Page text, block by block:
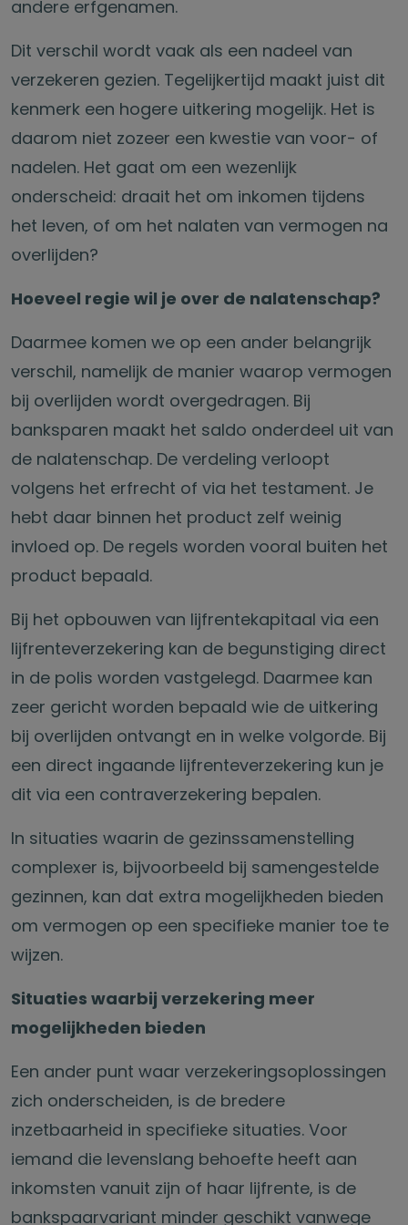
andere erfgenamen.
Dit verschil wordt vaak als een nadeel van
verzekeren gezien. Tegelijkertijd maakt juist dit
kenmerk een hogere uitkering mogelijk. Het is
daarom niet zozeer een kwestie van voor- of
nadelen. Het gaat om een wezenlijk
onderscheid: draait het om inkomen tijdens
het leven, of om het nalaten van vermogen na
overlijden?
Hoeveel regie wil je over de nalatenschap?
Daarmee komen we op een ander belangrijk
verschil, namelijk de manier waarop vermogen
bij overlijden wordt overgedragen. Bij
banksparen maakt het saldo onderdeel uit van
de nalatenschap. De verdeling verloopt
volgens het erfrecht of via het testament. Je
hebt daar binnen het product zelf weinig
invloed op. De regels worden vooral buiten het
product bepaald.
Bij het opbouwen van lijfrentekapitaal via een
lijfrenteverzekering kan de begunstiging direct
in de polis worden vastgelegd. Daarmee kan
zeer gericht worden bepaald wie de uitkering
bij overlijden ontvangt en in welke volgorde. Bij
een direct ingaande lijfrenteverzekering kun je
dit via een contraverzekering bepalen.
In situaties waarin de gezinssamenstelling
complexer is, bijvoorbeeld bij samengestelde
gezinnen, kan dat extra mogelijkheden bieden
om vermogen op een specifieke manier toe te
wijzen.
Situaties waarbij verzekering meer
mogelijkheden bieden
Een ander punt waar verzekeringsoplossingen
zich onderscheiden, is de bredere
inzetbaarheid in specifieke situaties. Voor
iemand die levenslang behoefte heeft aan
inkomsten vanuit zijn of haar lijfrente, is de
bankspaarvariant minder geschikt vanwege